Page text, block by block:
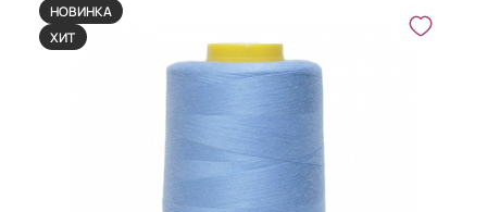
НОВИНКА
ХИТ